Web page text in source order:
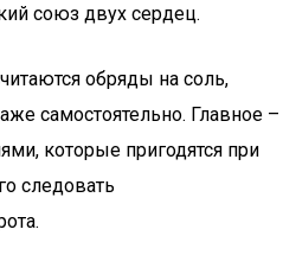
союз двух сердец.
обряды на соль,
самостоятельно. Главное –
которые пригодятся при
следовать